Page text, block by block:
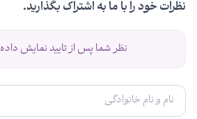
نظرات خود را با ما به اشتراک بگذارید.
نظر شما پس از تایید نمایش